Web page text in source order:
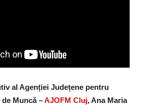
al Agenției Județene pentru
Muncă –AJOFM Cluj, Ana Maria